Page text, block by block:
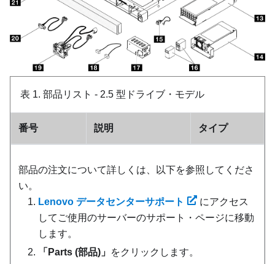
表 1. 部品リスト - 2.5 型ドライブ・モデル
番号 説明 タイプ
部品の注文について詳しくは、以下を参照してくださ
い。
Lenovo データセンターサポート
にアクセス
してご使用のサーバーのサポート・ページに移動
します。
「Parts (部品)」 をクリックします。